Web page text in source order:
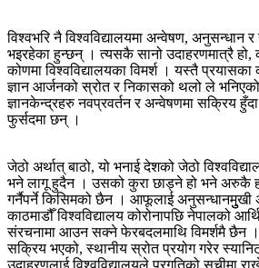
विश्वभरि नै विश्वविद्यालयमा अन्वेषण, अनुसन्धान
भइरहेका हुन्छन् । त्यसकै सानो उदाहरणमात्रै हो,
कोणमा विश्वविद्यालयका विमर्श । यस्तै प्रयासका
ज्ञान आर्जनको स्रोत र निकासको थलो ले
ज्ञानकेन्द्रहरु नवप्रवर्तन र अन्वेषणमा सक्रिय
फुर्सदमा छन् ।
जेठो अर्थात् बाठो, यो भनाई देशको जेठो
भने लागू हुदैन । उसको कुरा छाड्ने हो भने अरुकै
गर्नैपर्ने किसिमको छैन । आफूलाई अनुसन्धानमुुुखी
काठमाडौँ विश्वविद्यालय कोरोनापछि नेपालको
संरचनामा आउन सक्ने फेरबदलमाथि विमर्शमै छैन
सक्रिय भएको, स्थानीय स्रोत प्रयोग गरेर
उदाहरणलाई विश्वविद्यालयले प्रगतिको सूचीमा